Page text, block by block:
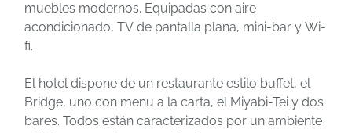
muebles modernos. Equipadas con aire
acondicionado, TV de pantalla plana, mini-bar y Wi-
fi.
El hotel dispone de un restaurante estilo buffet, el
Bridge, uno con menu a la carta, el Miyabi-Tei y dos
bares. Todos están caracterizados por un ambiente